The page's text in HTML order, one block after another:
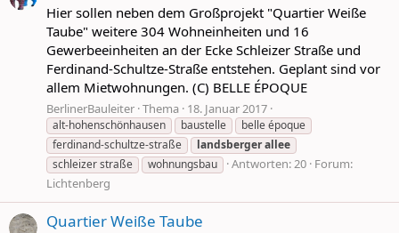
Hier sollen neben dem Großprojekt "Quartier Weiße
Taube" weitere 304 Wohneinheiten und 16
Gewerbeeinheiten an der Ecke Schleizer Straße und
Ferdinand-Schultze-Straße entstehen. Geplant sind vor
allem Mietwohnungen. (C) BELLE ÉPOQUE
BerlinerBauleiter Thema 18. Januar 2017
alt-hohenschönhausen baustelle
belle époque
ferdinand-schultze-straße
landsbergerallee
schleizer straße
wohnungsbau Antworten: 20 Forum:
Lichtenberg
Quartier Weiße Taube